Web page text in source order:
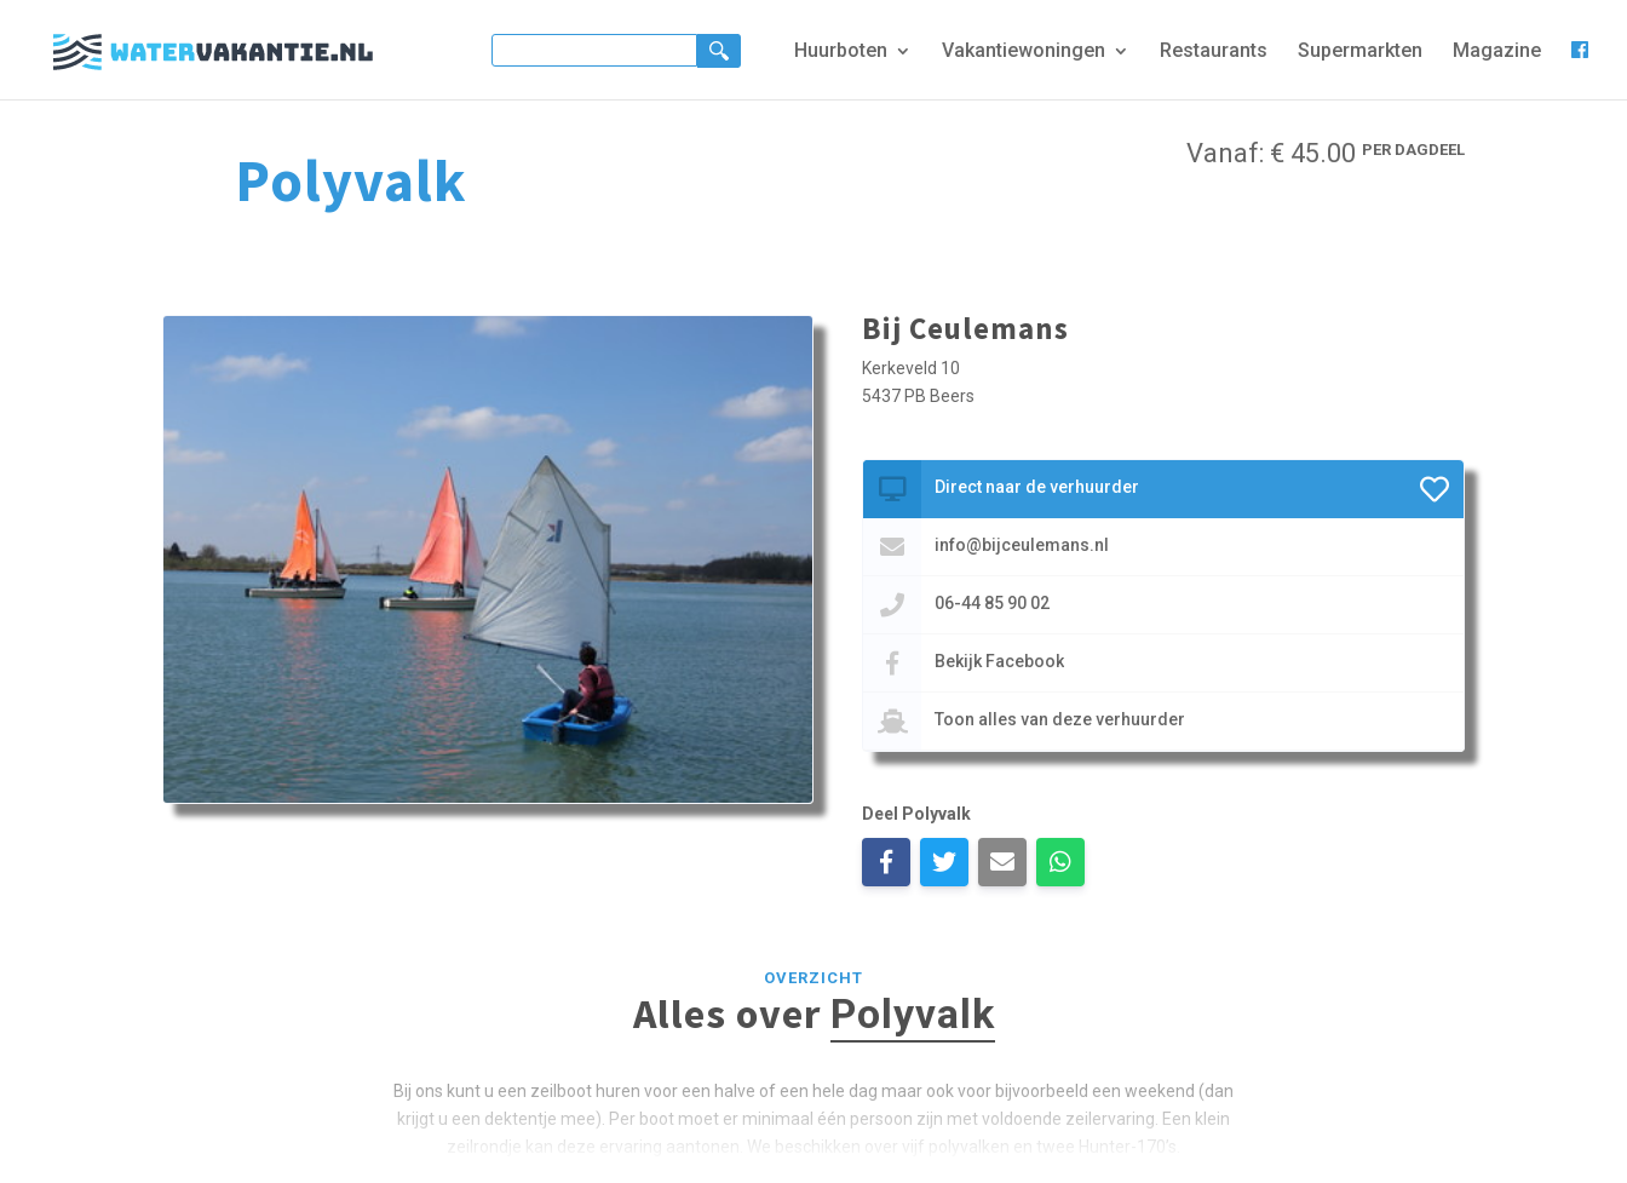
Huurboten Vakantiewoningen Restaurants Supermarkten Magazine
Polyvalk Vanaf: € 45.00 PER DAGDEEL
Bij Ceulemans
Kerkeveld 10
5437 PB Beers
Direct naar de verhuurder
info@bijceulemans.nl
06-44 85 90 02
Bekijk Facebook
Toon alles van deze verhuurder
Deel Polyvalk
OVERZICHT
Alles over Polyvalk
Bij ons kunt u een zeilboot huren voor een halve of een hele dag maar ook voor bijvoorbeeld een weekend (dan
krijgt u een dektentje mee). Per boot moet er minimaal één persoon zijn met voldoende zeilervaring. Een klein
zeilrondje kan deze ervaring aantonen. We beschikken over vijf polyvalken en twee Hunter-170’s.